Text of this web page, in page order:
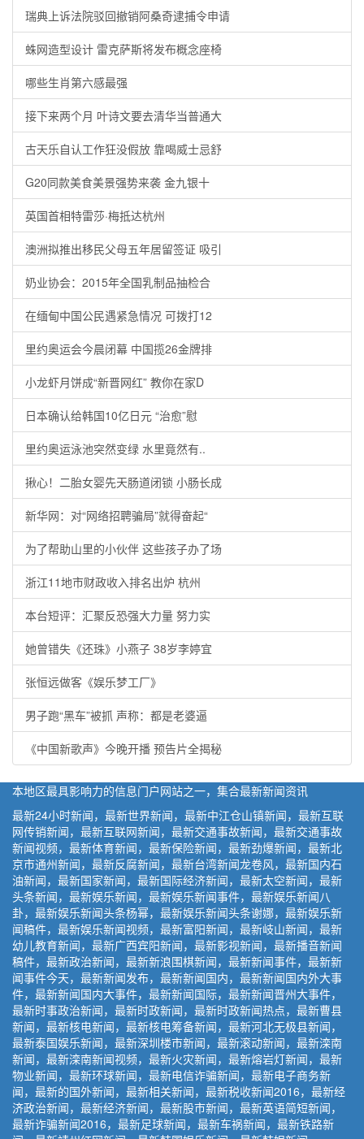
瑞典上诉法院驳回撤销阿桑奇逮捕令申请
蛛网造型设计 雷克萨斯将发布概念座椅
哪些生肖第六感最强
接下来两个月 叶诗文要去清华当普通大
古天乐自认工作狂没假放 靠喝威士忌舒
G20同款美食美景强势来袭 金九银十
英国首相特雷莎·梅抵达杭州
澳洲拟推出移民父母五年居留签证 吸引
奶业协会：2015年全国乳制品抽检合
在缅甸中国公民遇紧急情况 可拨打12
里约奥运会今晨闭幕 中国揽26金牌排
小龙虾月饼成“新晋网红” 教你在家D
日本确认给韩国10亿日元 “治愈”慰
里约奥运泳池突然变绿 水里竟然有..
揪心！二胎女婴先天肠道闭锁 小肠长成
新华网：对“网络招聘骗局”就得奋起“
为了帮助山里的小伙伴 这些孩子办了场
浙江11地市财政收入排名出炉 杭州
本台短评：汇聚反恐强大力量 努力实
她曾错失《还珠》小燕子 38岁李婷宜
张恒远做客《娱乐梦工厂》
男子跑“黑车”被抓 声称：都是老婆逼
《中国新歌声》今晚开播 预告片全揭秘
本地区最具影响力的信息门户网站之一，集合最新新闻资讯
最新24小时新闻，最新世界新闻，最新中江仓山镇新闻，最新互联
网传销新闻，最新互联网新闻，最新交通事故新闻，最新交通事故
新闻视频，最新体育新闻，最新保险新闻，最新劲爆新闻，最新北
京市通州新闻，最新反腐新闻，最新台湾新闻龙卷风，最新国内石
油新闻，最新国家新闻，最新国际经济新闻，最新太空新闻，最新
头条新闻，最新娱乐新闻，最新娱乐新闻事件，最新娱乐新闻八
卦，最新娱乐新闻头条杨幂，最新娱乐新闻头条谢娜，最新娱乐新
闻稿件，最新娱乐新闻视频，最新富阳新闻，最新岐山新闻，最新
幼儿教育新闻，最新广西宾阳新闻，最新影视新闻，最新播音新闻
稿件，最新政治新闻，最新新浪围棋新闻，最新新闻事件，最新新
闻事件今天，最新新闻发布，最新新闻国内，最新新闻国内外大事
件，最新新闻国内大事件，最新新闻国际，最新新闻晋州大事件，
最新时事政治新闻，最新时政新闻，最新时政新闻热点，最新曹县
新闻，最新核电新闻，最新核电筹备新闻，最新河北无极县新闻，
最新泰国娱乐新闻，最新深圳楼市新闻，最新滚动新闻，最新滦南
新闻，最新滦南新闻视频，最新火灾新闻，最新熔岩灯新闻，最新
物业新闻，最新环球新闻，最新电信诈骗新闻，最新电子商务新
闻，最新的国外新闻，最新相关新闻，最新税收新闻2016，最新经
济政治新闻，最新经济新闻，最新股市新闻，最新英语简短新闻，
最新诈骗新闻2016，最新足球新闻，最新车祸新闻，最新铁路新